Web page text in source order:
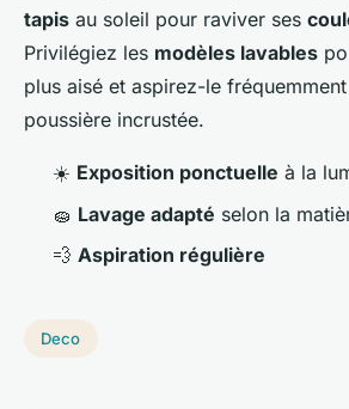
tapis au soleil pour raviver ses
Privilégiez les modèles lavables
plus aisé et aspirez-le
poussière incrustée.
☀️ Exposition ponctuelle à la
🧽 Lavage adapté selon la
💨 Aspiration régulière
Deco